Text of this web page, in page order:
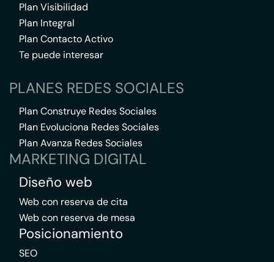
Plan Visibilidad
Plan Integral
Plan Contacto Activo
Te puede interesar
PLANES REDES SOCIALES
Plan Construye Redes Sociales
Plan Evoluciona Redes Sociales
Plan Avanza Redes Sociales
MARKETING DIGITAL
Diseño web
Web con reserva de cita
Web con reserva de mesa
Posicionamiento
SEO